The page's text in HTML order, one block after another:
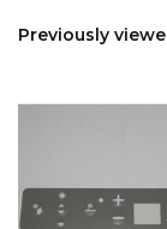
Previously